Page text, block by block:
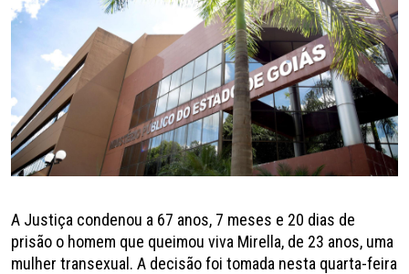
A Justiça condenou a 67 anos, 7 meses e 20 dias de
prisão o homem que queimou viva Mirella, de 23 anos, uma
mulher transexual. A decisão foi tomada nesta quarta-feira